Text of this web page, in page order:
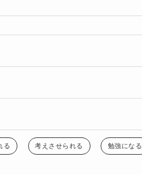
る 考えさせられる 勉強になる